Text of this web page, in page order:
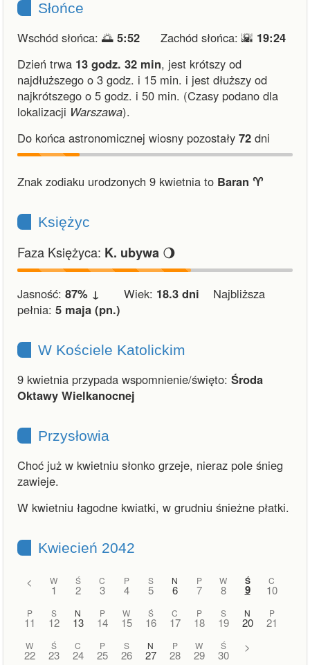
Słońce
Wschód słońca: 🌅 5:52 Zachód słońca: 🌇 19:24
Dzień trwa 13 godz. 32 min, jest krótszy od
najdłuższego o 3 godz. i 15 min. i jest dłuższy od
najkrótszego o 5 godz. i 50 min. (Czasy podano dla
lokalizacji Warszawa).
Do końca astronomicznej wiosny pozostały 72 dni
Znak zodiaku urodzonych 9 kwietnia to Baran ♈︎
Księżyc
Faza Księżyca: K. ubywa 🌖
Jasność: 87% ↓ Wiek: 18.3 dni Najbliższa
pełnia: 5 maja (pn.)
W Kościele Katolickim
9 kwietnia przypada wspomnienie/święto: Środa
Oktawy Wielkanocnej
Przysłowia
Choć już w kwietniu słonko grzeje, nieraz pole śnieg
zawieje.
W kwietniu łagodne kwiatki, w grudniu śnieżne płatki.
Kwiecień 2042
< W
1
Ś
2
C
3
P
4
S
5
N
6
P
7
W
8
Ś
9
C
10
P
11
S
12
N
13
P
14
W
15
Ś
16
C
17
P
18
S
19
N
20
P
21
W
22
Ś
23
C
24
P
25
S
26
N
27
P
28
W
29
Ś
30
>